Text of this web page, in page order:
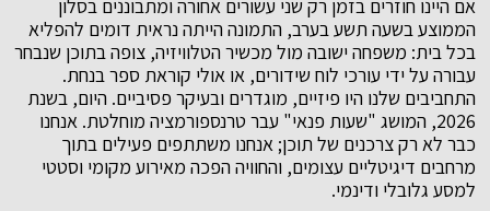
אם היינו חוזרים בזמן רק שני עשורים אחורה ומתבוננים בסלון
הממוצע בשעה תשע בערב, התמונה הייתה נראית דומים להפליא
בכל בית: משפחה ישובה מול מכשיר הטלוויזיה, צופה בתוכן שנבחר
עבורה על ידי עורכי לוח שידורים, או אולי קוראת ספר בנחת.
התחביבים שלנו היו פיזיים, מוגדרים ובעיקר פסיביים. היום, בשנת
2026, המושג "שעות פנאי" עבר טרנספורמציה מוחלטת. אנחנו
כבר לא רק צרכנים של תוכן; אנחנו משתתפים פעילים בתוך
מרחבים דיגיטליים עצומים, והחוויה הפכה מאירוע מקומי וסטטי
למסע גלובלי ודינמי.